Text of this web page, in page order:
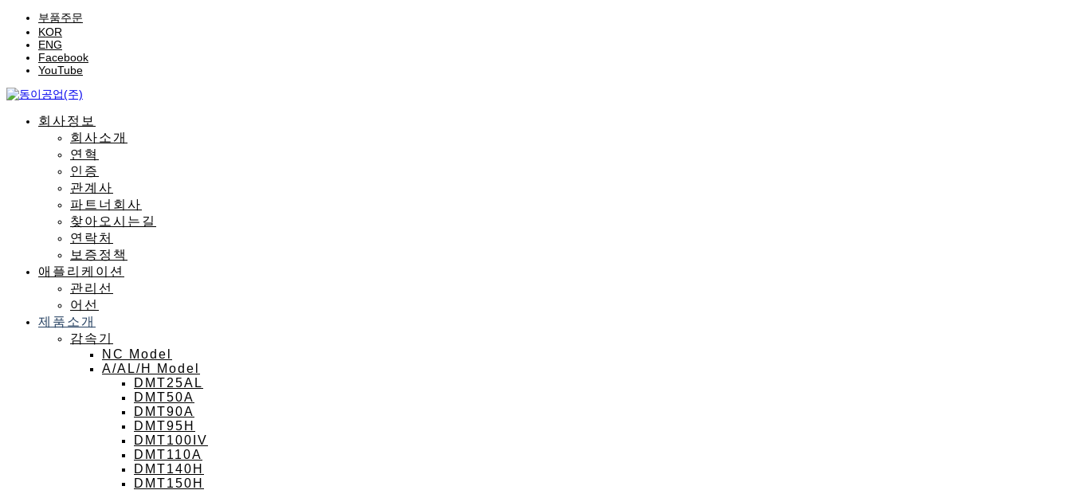
부품주문
KOR
ENG
Facebook
YouTube
회사정보
회사소개
연혁
인증
관계사
파트너회사
찾아오시는길
연락처
보증정책
애플리케이션
관리선
어선
제품소개
감속기
NC Model
A/AL/H Model
DMT25AL
DMT50A
DMT90A
DMT95H
DMT100IV
DMT110A
DMT140H
DMT150H